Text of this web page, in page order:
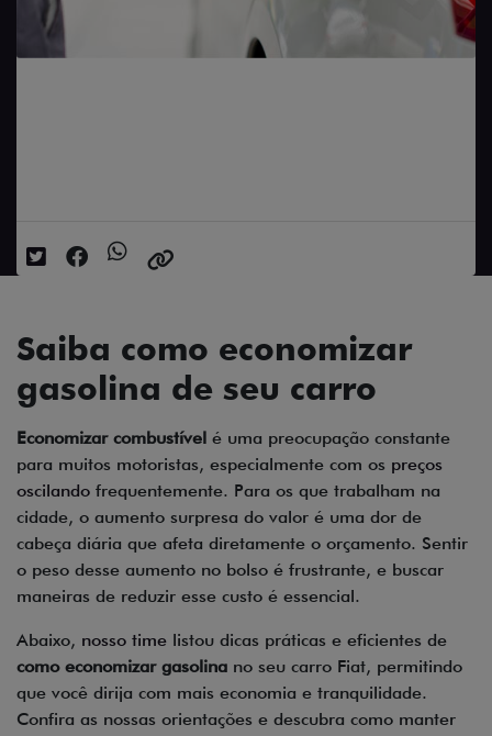
Saiba como economizar
gasolina de seu carro
Economizar combustível é uma preocupação constante
para muitos motoristas, especialmente com os preços
oscilando frequentemente. Para os que trabalham na
cidade, o aumento surpresa do valor é uma dor de
cabeça diária que afeta diretamente o orçamento. Sentir
o peso desse aumento no bolso é frustrante, e buscar
maneiras de reduzir esse custo é essencial.
Abaixo, nosso time listou dicas práticas e eficientes de
como economizar gasolina no seu carro Fiat, permitindo
que você dirija com mais economia e tranquilidade.
Confira as nossas orientações e descubra como manter